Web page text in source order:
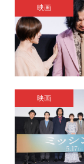
映画
映画